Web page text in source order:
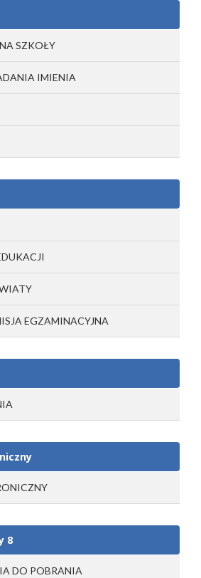
SZKOŁY
IMIENIA
EGZAMINACYJNA
8
DO POBRANIA